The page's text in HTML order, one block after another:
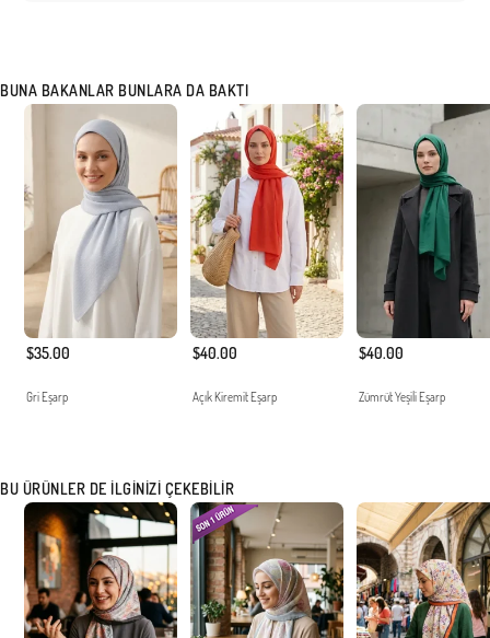
BUNA BAKANLAR BUNLARA DA BAKTI
$35.00
Gri Eşarp
$40.00
Açık Kiremit Eşarp
$40.00
Zümrüt Yeşili Eşarp
BU ÜRÜNLER DE İLGINIZI ÇEKEBILIR